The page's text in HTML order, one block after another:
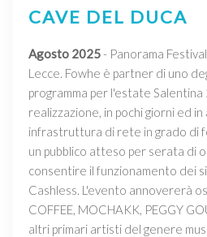
CAVE DEL DUCA
Agosto 2025- Panorama
Lecce. Fowhe è partner di uno
programma per l'estate
realizzazione, in pochi giorni ed
infrastruttura di rete in grado di
un pubblico atteso per serata di
consentire il funzionamento dei
Cashless. L'evento annovererà
COFFEE, MOCHAKK, PEGGY
altri primari artisti del genere